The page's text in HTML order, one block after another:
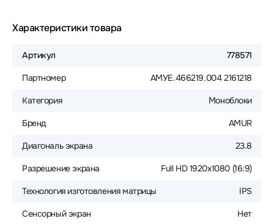
Характеристики товара
Артикул 778571
Партномер АМУЕ.466219.004 2161218
Категория Моноблоки
Бренд AMUR
Диагональ экрана 23.8
Разрешение экрана Full HD 1920x1080 (16:9)
Технология изготовления матрицы IPS
Сенсорный экран Нет